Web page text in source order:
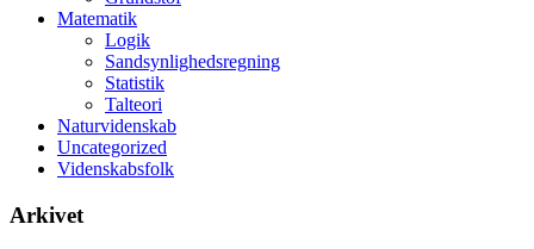
Matematik
Logik
Sandsynlighedsregning
Statistik
Talteori
Naturvidenskab
Uncategorized
Videnskabsfolk
Arkivet